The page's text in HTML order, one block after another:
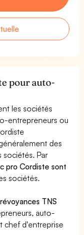
pour auto-
les sociétés
entrepreneurs ou
des
sociétés. Par
pro Cordiste sont
sociétés.
TNS
auto-
chef d'entreprise